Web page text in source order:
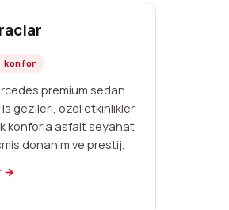
konfor
premium sedan
gezileri, ozel etkinlikler
konforla asfalt seyahat
donanim ve prestij.
→